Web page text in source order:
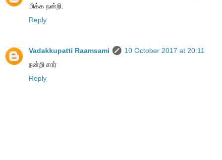
மிக்க நன்றி.
Reply
Vadakkupatti Raamsami
10 October 2017 at 20:11
நன்றி சார்
Reply